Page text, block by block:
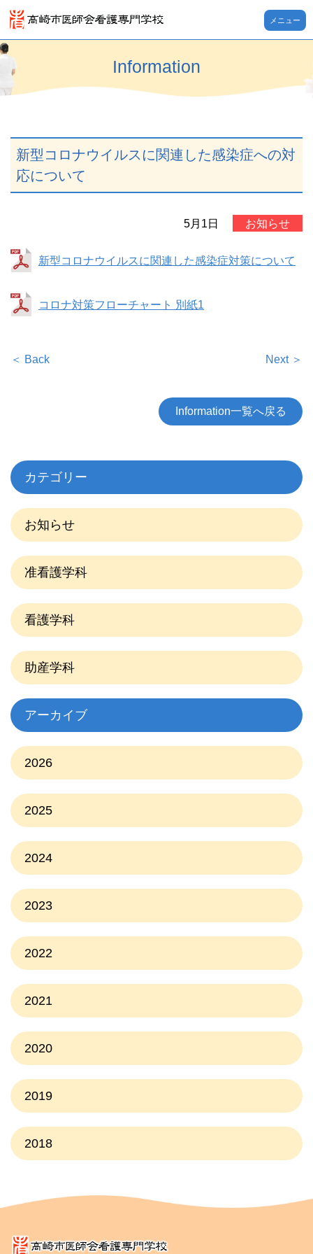
メニュー
Information
新型コロナウイルスに関連した感染症への対
応について
5月1日 お知らせ
新型コロナウイルスに関連した感染症対策について
コロナ対策フローチャート 別紙1
＜ Back Next ＞
Information一覧へ戻る
カテゴリー
お知らせ
准看護学科
看護学科
助産学科
アーカイブ
2026
2025
2024
2023
2022
2021
2020
2019
2018